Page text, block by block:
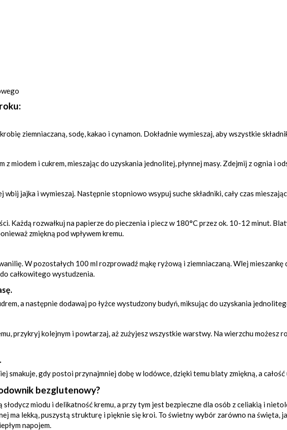
ziemniaczaną, sodę, kakao i cynamon. Dokładnie wymieszaj, aby wszystkie
z miodem i cukrem, mieszając do uzyskania jednolitej, płynnej masy. Zdejmij z ognia i
jajka i wymieszaj. Następnie stopniowo wsypuj suche składniki, cały czas
Każdą rozwałkuj na papierze do pieczenia i piecz w 180°C przez ok. 10-12 minut.
zmiękną pod wpływem kremu.
W pozostałych 100 ml rozprowadź mąkę ryżową i ziemniaczaną. Wlej
całkowitego wystudzenia.
a następnie dodawaj po łyżce wystudzony budyń, miksując do uzyskania
przykryj kolejnym i powtarzaj, aż zużyjesz wszystkie warstwy. Na wierzchu możesz
smakuje, gdy postoi przynajmniej dobę w lodówce, dzięki temu blaty zmiękną, a
bezglutenowy?
słodycz miodu i delikatność kremu, a przy tym jest bezpieczne dla osób z celiakią i
ma lekką, puszystą strukturę i pięknie się kroi. To świetny wybór zarówno na święta,
napojem.